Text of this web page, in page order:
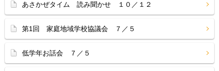
あさかぜタイム 読み聞かせ １０／１２
第1回 家庭地域学校協議会 ７／５
低学年お話会 ７／５